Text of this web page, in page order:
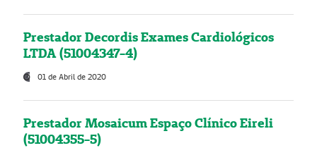
Prestador Decordis Exames Cardiológicos
LTDA (51004347-4)
01 de Abril de 2020
Prestador Mosaicum Espaço Clínico Eireli
(51004355-5)